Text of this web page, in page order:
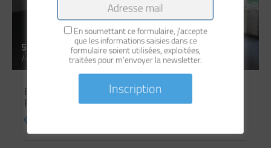
540 €
Hors Charges /mois
Ensemble de bureaux de 32m² à louer à Lille –
Proximité Gares
En soumettant ce formulaire, j'accepte
que les informations saisies dans ce
formulaire soient utilisées, exploitées,
traitées pour m’envoyer la newsletter.